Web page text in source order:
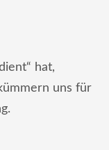
hat,
uns für